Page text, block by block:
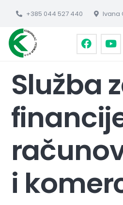
+385 044 527 440 Ivana
Služba
i